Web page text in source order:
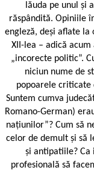
lăuda pe unul și
răspândită. Opiniile
engleză, deși aflate
XII-lea – adică
„incorecte politic”.
niciun nume de
popoarele criticate
Suntem cumva
Romano-German)
națiunilor”? Cum să
celor de demult și să
și antipatiile? Ca
profesională să